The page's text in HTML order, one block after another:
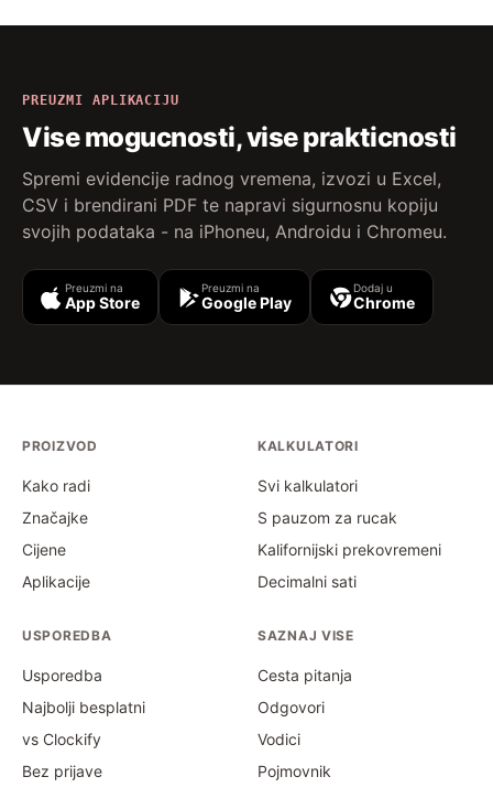
PREUZMI APLIKACIJU
Vise mogucnosti, vise prakticnosti
Spremi evidencije radnog vremena, izvozi u Excel,
CSV i brendirani PDF te napravi sigurnosnu kopiju
svojih podataka - na iPhoneu, Androidu i Chromeu.
Preuzmi na
App Store
Preuzmi na
Google Play
Dodaj u
Chrome
PROIZVOD
Kako radi
Značajke
Cijene
Aplikacije
KALKULATORI
Svi kalkulatori
S pauzom za rucak
Kalifornijski prekovremeni
Decimalni sati
USPOREDBA
Usporedba
Najbolji besplatni
vs Clockify
Bez prijave
SAZNAJ VISE
Cesta pitanja
Odgovori
Vodici
Pojmovnik